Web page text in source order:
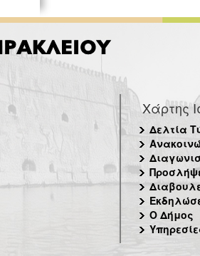
Χάρτης
Δελτία
Ο Δήμος